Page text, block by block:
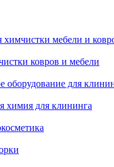
химчистки мебели и
ковров и мебели
оборудование для
химия для клининга